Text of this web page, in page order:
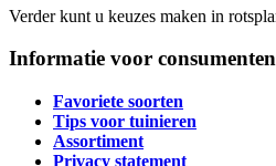
Verder kunt u keuzes maken in
Informatie voor consumenten
Favoriete soorten
Tips voor tuinieren
Assortiment
Privacy statement